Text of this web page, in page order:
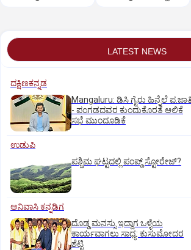
LATEST NEWS
ದಕ್ಷಿಣಕನ್ನಡ
Mangaluru: ಡಿಸಿ ಗೈರು ಹಿನ್ನೆಲೆ
- ಪಂಗಡದವರ ಕುಂದುಕೊರತೆ ಆಲಿಕೆ
ಸಭೆ ಮುಂದೂಡಿಕೆ
ಉಡುಪಿ
ಪಶ್ಚಿಮ ಘಟ್ಟದಲ್ಲಿ ಪಂಪ್ಡ್ ಸ್ಟೋರೇಜ್‌?
ಅನಿವಾಸಿ ಕನ್ನಡಿಗ
ದೊಡ್ಡ ಮನಸ್ಸು ಇದ್ದಾಗ ಒಳ್ಳೆಯ
ಕಾರ್ಯವಾಗಲು ಸಾಧ್ಯ: ಕುಸುಮೋದರ
ಶೆಟ್ಟಿ